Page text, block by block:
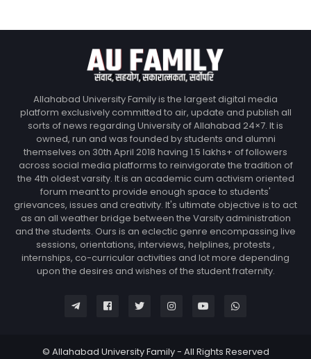
Allahabad University Family is the largest digital media
platform exclusively committed to air, update and publish all
sorts of news regarding University of Allahabad 24×7. It is
owned, run and was founded by students and alumni
themselves on 30th April 2018 having 1.5 lakhs+ of followers
across social media platforms to reinvigorate the tradition of
the 4th oldest varsity. It is an academic cum activism oriented
forum meant to provide enough space to students'
grievances, issues and creativity. It's ultimate objective is to act
as an all weather bridge between the Varsity administration
and the students. Ours is an eclectic genre encompassing live
sessions, orientations, interviews, helplines, protests ,
internships, co-curricular activities and lot more depending
upon the desires and wishes of the student fraternity.
© Allahabad University Family - All Rights Reserved